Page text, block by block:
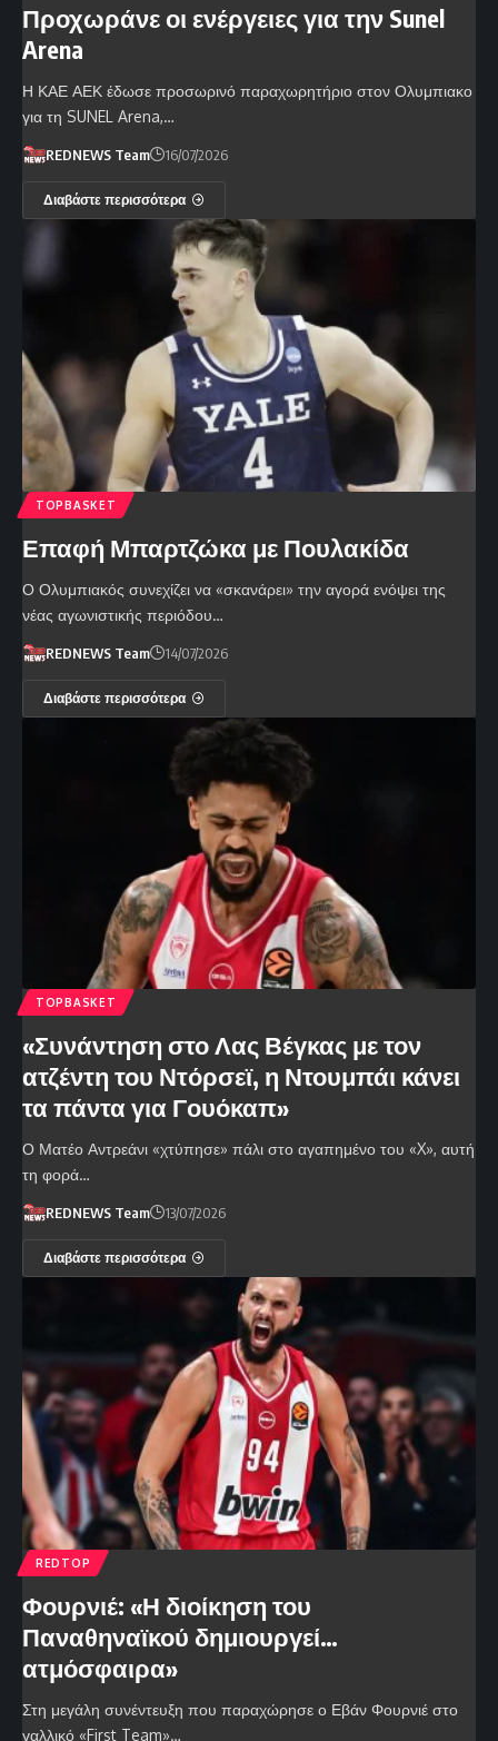
Προχωράνε οι ενέργειες για την Sunel
Arena
Η ΚΑΕ ΑΕΚ έδωσε προσωρινό παραχωρητήριο στον Ολυμπιακο
για τη SUNEL Arena,…
REDNEWS Team 16/07/2026
Διαβάστε περισσότερα
TOPBASKET
Επαφή Μπαρτζώκα με Πουλακίδα
Ο Ολυμπιακός συνεχίζει να «σκανάρει» την αγορά ενόψει της
νέας αγωνιστικής περιόδου…
REDNEWS Team 14/07/2026
Διαβάστε περισσότερα
TOPBASKET
«Συνάντηση στο Λας Βέγκας με τον
ατζέντη του Ντόρσεϊ, η Ντουμπάι κάνει
τα πάντα για Γουόκαπ»
Ο Ματέο Αντρεάνι «χτύπησε» πάλι στο αγαπημένο του «X», αυτή
τη φορά…
REDNEWS Team 13/07/2026
Διαβάστε περισσότερα
REDTOP
Φουρνιέ: «Η διοίκηση του
Παναθηναϊκού δημιουργεί…
ατμόσφαιρα»
Στη μεγάλη συνέντευξη που παραχώρησε ο Εβάν Φουρνιέ στο
γαλλικό «First Team»…